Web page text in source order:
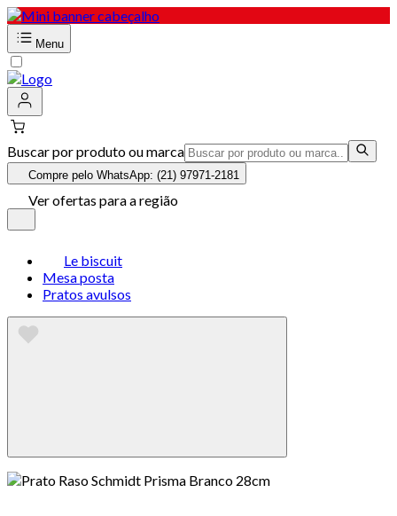
Menu
Buscar por produto ou marca
Compre pelo WhatsApp: (21) 97971-2181
Ver ofertas para a região
Le biscuit
Mesa posta
Pratos avulsos